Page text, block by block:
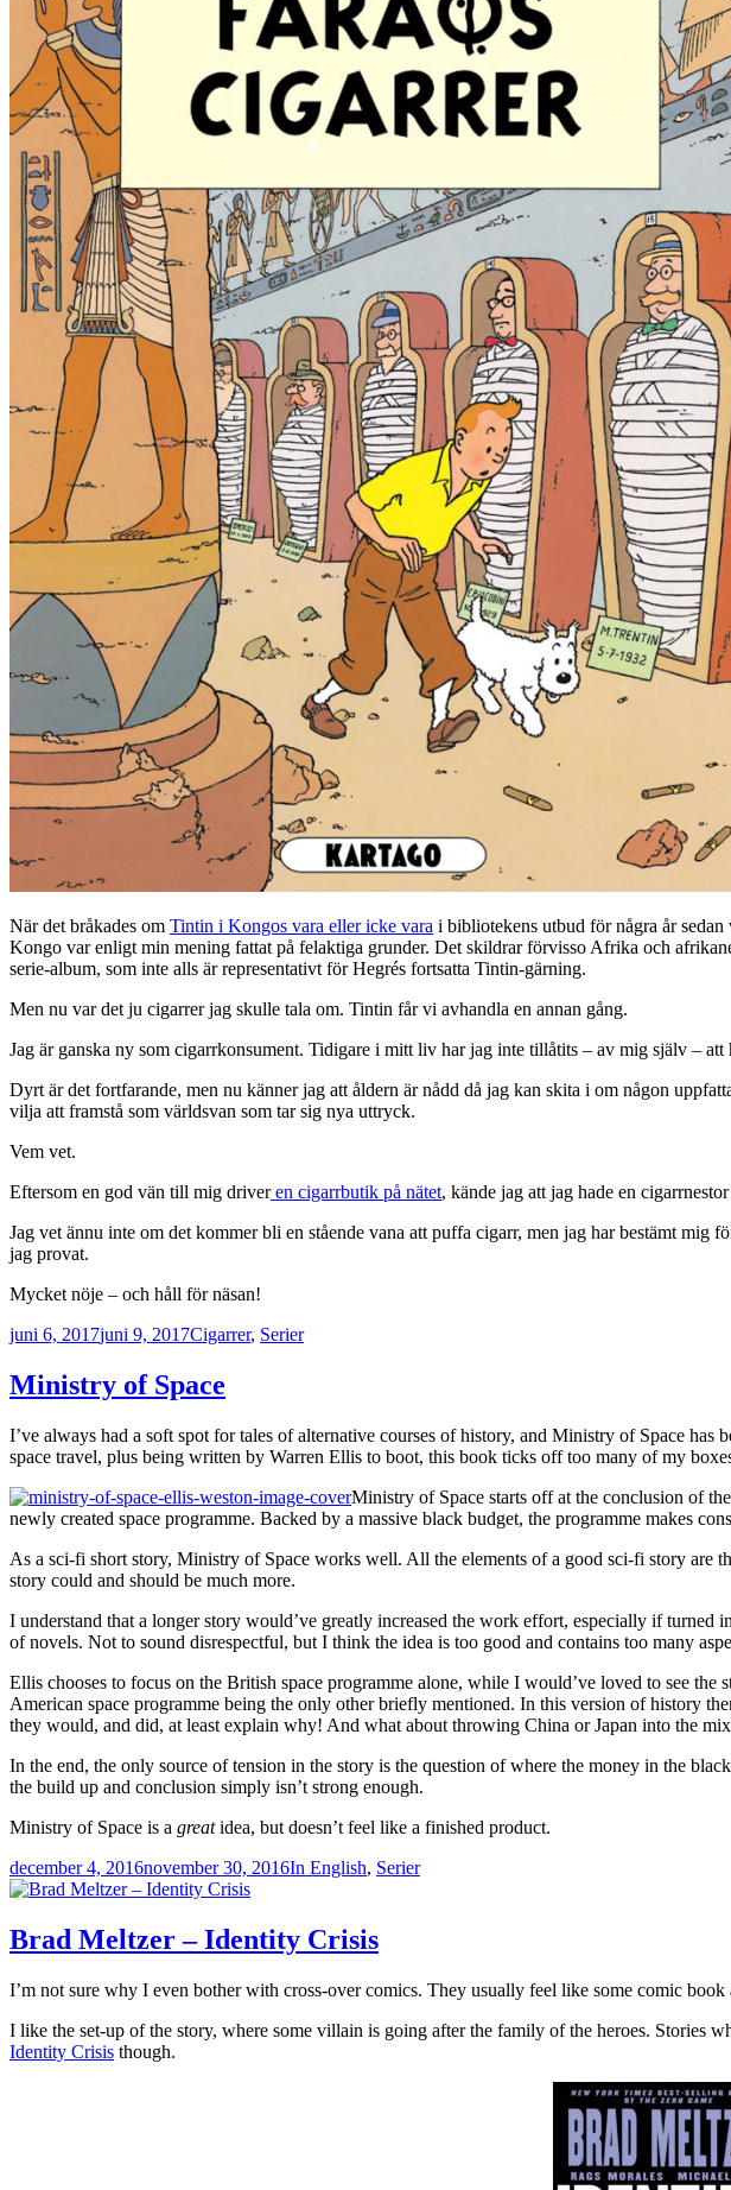
När det bråkades om Tintin i Kongos vara eller icke vara i bibliotekens utbud för några år
Kongo var enligt min mening fattat på felaktiga grunder. Det skildrar förvisso Afrika och
serie-album, som inte alls är representativt för Hegrés fortsatta Tintin-gärning.
Men nu var det ju cigarrer jag skulle tala om. Tintin får vi avhandla en annan gång.
Jag är ganska ny som cigarrkonsument. Tidigare i mitt liv har jag inte tillåtits – av mig själv –
Dyrt är det fortfarande, men nu känner jag att åldern är nådd då jag kan skita i om någon
vilja att framstå som världsvan som tar sig nya uttryck.
Vem vet.
Eftersom en god vän till mig driveren cigarrbutik på nätet, kände jag att jag hade en
Jag vet ännu inte om det kommer bli en stående vana att puffa cigarr, men jag har bestämt mig
jag provat.
Mycket nöje – och håll för näsan!
Postat
juni 6, 2017juni 9, 2017Kategorier
Cigarrer, Serier
Ministry of Space
I’ve always had a soft spot for tales of alternative courses of history, and Ministry of Space
space travel, plus being written by Warren Ellis to boot, this book ticks off too many of my
Ministry of Space starts off at the conclusion of
newly created space programme. Backed by a massive black budget, the programme makes
As a sci-fi short story, Ministry of Space works well. All the elements of a good sci-fi story are
story could and should be much more.
I understand that a longer story would’ve greatly increased the work effort, especially if
of novels. Not to sound disrespectful, but I think the idea is too good and contains too many
Ellis chooses to focus on the British space programme alone, while I would’ve loved to see
American space programme being the only other briefly mentioned. In this version of history
they would, and did, at least explain why! And what about throwing China or Japan into the
In the end, the only source of tension in the story is the question of where the money in the
the build up and conclusion simply isn’t strong enough.
Ministry of Space is a greatidea, but doesn’t feel like a finished product.
Postat
december 4, 2016november 30, 2016Kategorier
In English, Serier
Brad Meltzer – Identity Crisis
I’m not sure why I even bother with cross-over comics. They usually feel like some comic
I like the set-up of the story, where some villain is going after the family of the heroes. Stories
Identity Crisis though.